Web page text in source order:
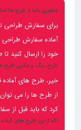
چطوری باید از طرح ها
برای سفارش طراحی
آماده سفارش
خود را ارسال کنید تا
طرح، رنگ و عکس طرح ها
خیر، طرح های
از طرح ها را می
کرد که باید قبل از
اگه از این طرح های